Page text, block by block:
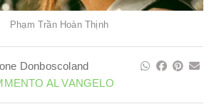
Phạm Trần Hoàn Thịnh
Donboscoland
AL VANGELO